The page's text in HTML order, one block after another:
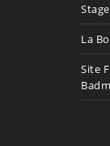
La
Site